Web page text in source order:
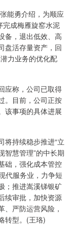
能勇介绍，为顺应
完成梅雁旋窑水泥
备，退出低效、高
盘活存量资产，回
力业务的优化配
应称，公司已取得
。目前，公司正按
该事项的具体进展
将持续稳步推进“立
智慧管理”的中长期
础，强化成本管控
代服务业，力争短
；推进嵩溪锑银矿
续审批，加快资源
严防运营风险，
转型。(王珞)